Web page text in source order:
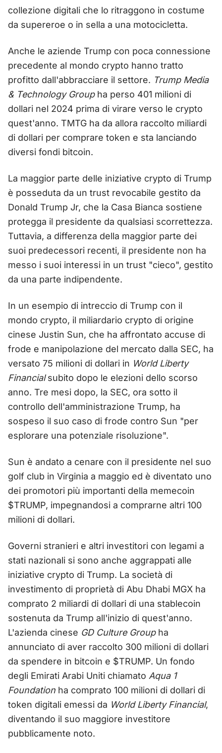
collezione digitali che lo ritraggono in costume
da supereroe o in sella a una motocicletta.
Anche le aziende Trump con poca connessione
precedente al mondo crypto hanno tratto
profitto dall'abbracciare il settore. Trump Media
& Technology Groupha perso 401 milioni di
dollari nel 2024 prima di virare verso le crypto
quest'anno. TMTG ha da allora raccolto miliardi
di dollari per comprare token e sta lanciando
diversi fondi bitcoin.
La maggior parte delle iniziative crypto di Trump
è posseduta da un trust revocabile gestito da
Donald Trump Jr, che la Casa Bianca sostiene
protegga il presidente da qualsiasi scorrettezza.
Tuttavia, a differenza della maggior parte dei
suoi predecessori recenti, il presidente non ha
messo i suoi interessi in un trust "cieco", gestito
da una parte indipendente.
In un esempio di intreccio di Trump con il
mondo crypto, il miliardario crypto di origine
cinese Justin Sun, che ha affrontato accuse di
frode e manipolazione del mercato dalla SEC, ha
versato 75 milioni di dollari in World Liberty
Financialsubito dopo le elezioni dello scorso
anno. Tre mesi dopo, la SEC, ora sotto il
controllo dell'amministrazione Trump, ha
sospeso il suo caso di frode contro Sun "per
esplorare una potenziale risoluzione".
Sun è andato a cenare con il presidente nel suo
golf club in Virginia a maggio ed è diventato uno
dei promotori più importanti della memecoin
$TRUMP, impegnandosi a comprarne altri 100
milioni di dollari.
Governi stranieri e altri investitori con legami a
stati nazionali si sono anche aggrappati alle
iniziative crypto di Trump. La società di
investimento di proprietà di Abu Dhabi MGX ha
comprato 2 miliardi di dollari di una stablecoin
sostenuta da Trump all'inizio di quest'anno.
L'azienda cinese GD Culture Groupha
annunciato di aver raccolto 300 milioni di dollari
da spendere in bitcoin e $TRUMP. Un fondo
degli Emirati Arabi Uniti chiamato Aqua 1
Foundation ha comprato 100 milioni di dollari di
token digitali emessi da World Liberty Financial,
diventando il suo maggiore investitore
pubblicamente noto.